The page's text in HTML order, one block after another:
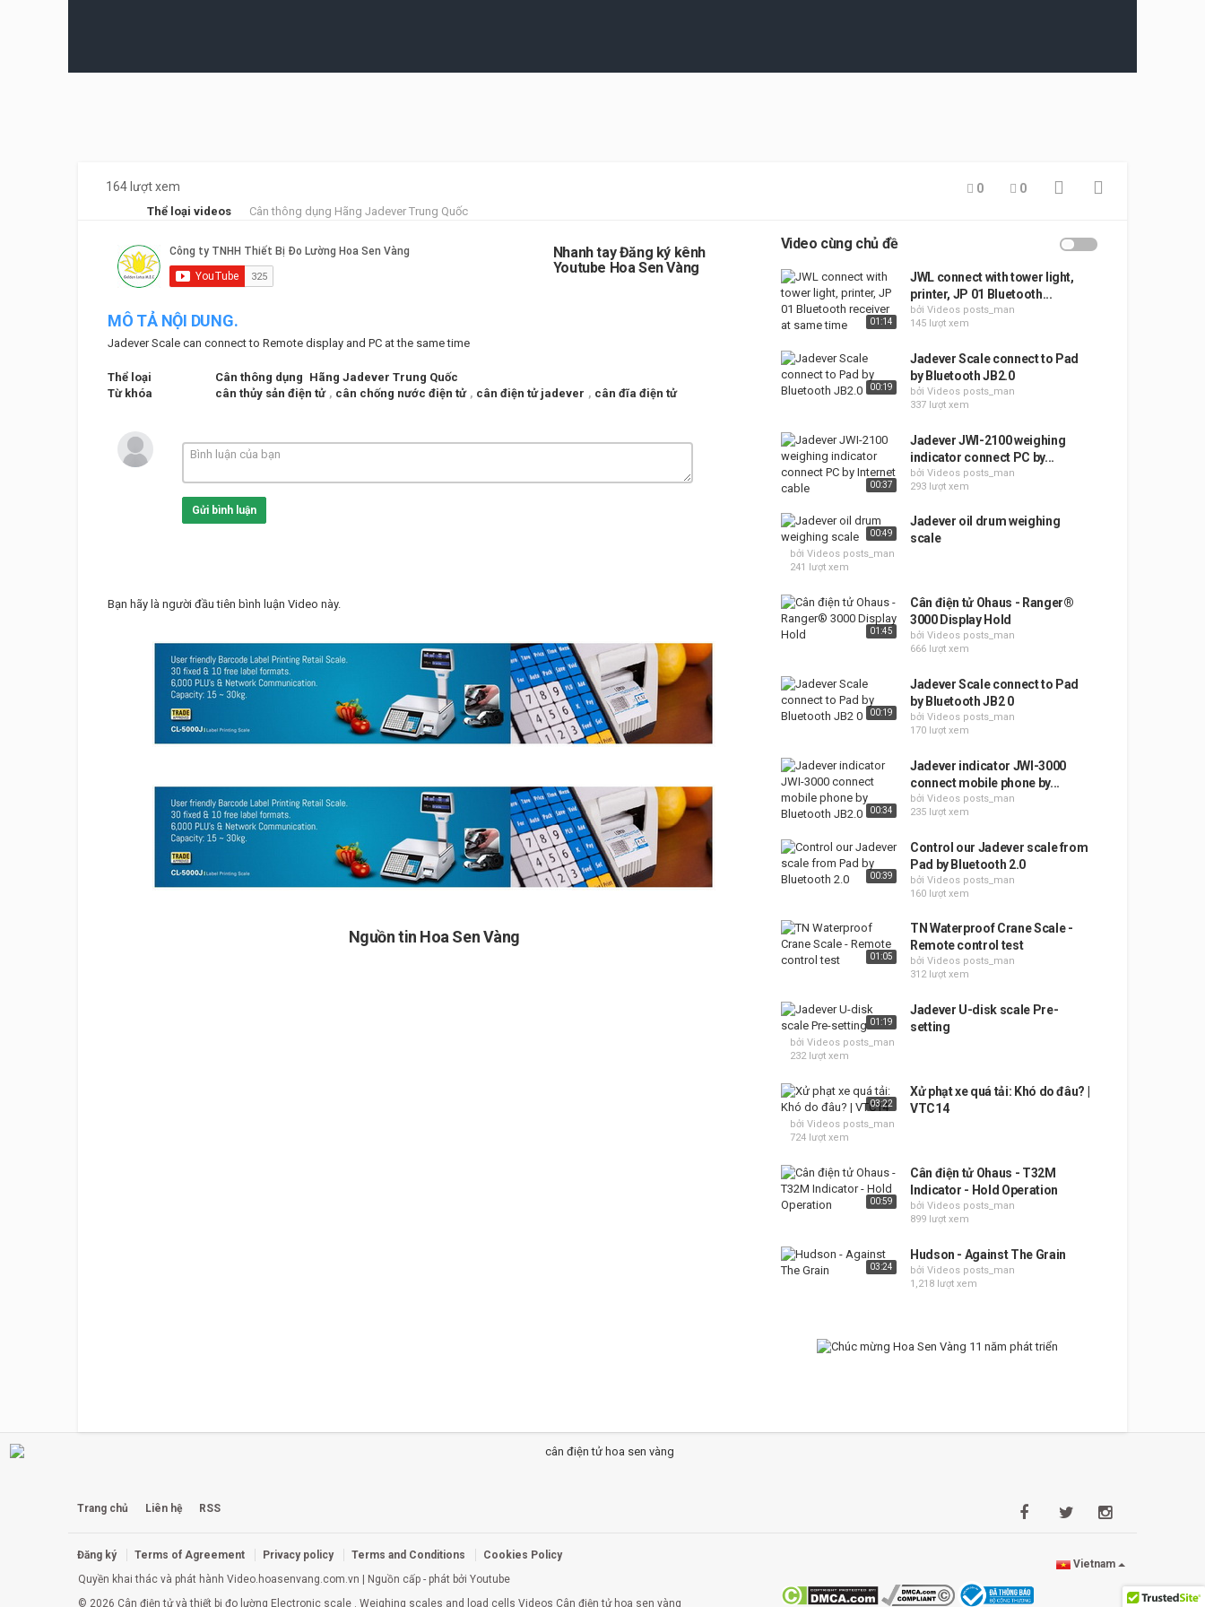
164 lượt xem
Thể loại videos Cân thông dụng Hãng Jadever Trung Quốc
0 0
Nhanh tay Đăng ký kênh
Youtube Hoa Sen Vàng
MÔ TẢ NỘI DUNG.
Jadever Scale can connect to Remote display and PC at the same time
Thể loại Cân thông dụng Hãng Jadever Trung Quốc
Từ khóa
cân thủy sản điện tử , cân chống nước điện tử , cân điện tử jadever , cân đĩa điện tử
Gửi bình luận
Bạn hãy là người đầu tiên bình luận Video này.
Nguồn tin Hoa Sen Vàng
Video cùng chủ đề
01:14
JWL connect with tower light,
printer, JP 01 Bluetooth...
bởi Videos posts_man
145 lượt xem
00:19
Jadever Scale connect to Pad
by Bluetooth JB2.0
bởi Videos posts_man
337 lượt xem
00:37
Jadever JWI-2100 weighing
indicator connect PC by...
bởi Videos posts_man
293 lượt xem
00:49
Jadever oil drum weighing
scale
bởi Videos posts_man
241 lượt xem
01:45
Cân điện tử Ohaus - Ranger®
3000 Display Hold
bởi Videos posts_man
666 lượt xem
00:19
Jadever Scale connect to Pad
by Bluetooth JB2 0
bởi Videos posts_man
170 lượt xem
00:34
Jadever indicator JWI-3000
connect mobile phone by...
bởi Videos posts_man
235 lượt xem
00:39
Control our Jadever scale from
Pad by Bluetooth 2.0
bởi Videos posts_man
160 lượt xem
01:05
TN Waterproof Crane Scale -
Remote control test
bởi Videos posts_man
312 lượt xem
01:19
Jadever U-disk scale Pre-
setting
bởi Videos posts_man
232 lượt xem
03:22
Xử phạt xe quá tải: Khó do đâu? |
VTC14
bởi Videos posts_man
724 lượt xem
00:59
Cân điện tử Ohaus - T32M
Indicator - Hold Operation
bởi Videos posts_man
899 lượt xem
03:24
Hudson - Against The Grain
bởi Videos posts_man
1,218 lượt xem
Trang chủ Liên hệ RSS
Đăng ký Terms of Agreement Privacy policy Terms and Conditions
Cookies Policy
Quyền khai thác và phát hành Video.hoasenvang.com.vn | Nguồn cấp - phát bởi Youtube
© 2026 Cân điện tử và thiết bị đo lường Electronic scale . Weighing scales and load cells Videos Cân điện tử hoa sen vàng
Vietnam